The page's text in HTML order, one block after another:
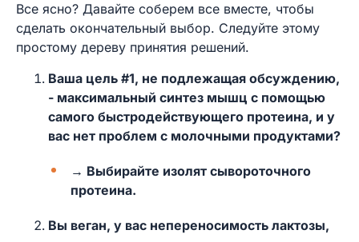
Все ясно? Давайте соберем все вместе, чтобы
сделать окончательный выбор. Следуйте этому
простому дереву принятия решений.
Ваша цель #1, не подлежащая обсуждению,
- максимальный синтез мышц с помощью
самого быстродействующего протеина, и у
вас нет проблем с молочными продуктами?
→ Выбирайте изолят сывороточного
протеина.
Вы веган, у вас непереносимость лактозы,